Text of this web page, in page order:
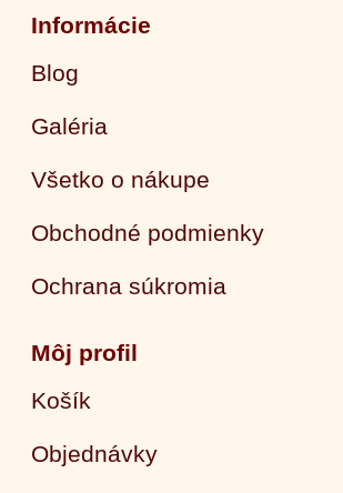
Informácie
Blog
Galéria
Všetko o nákupe
Obchodné podmienky
Ochrana súkromia
Môj profil
Košík
Objednávky